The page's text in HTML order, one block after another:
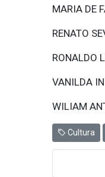
MARIA DE
RENATO
RONALDO
VANILDA
WILIAM
Cultura